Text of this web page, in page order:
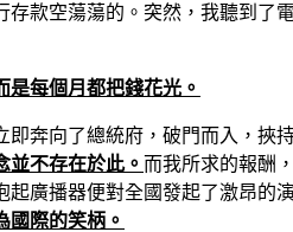
存款空蕩蕩的。突然，我聽到了
每個月都把錢花光。
即奔向了總統府，破門而入，挾
並不存在於此。 而我所求的報酬
起廣播器便對全國發起了激昂的
國際的笑柄。